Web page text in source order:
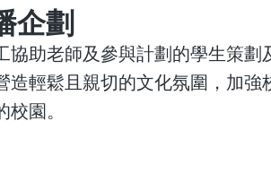
企劃
協助老師及參與計劃的學生策
造輕鬆且親切的文化氛圍，加
園。